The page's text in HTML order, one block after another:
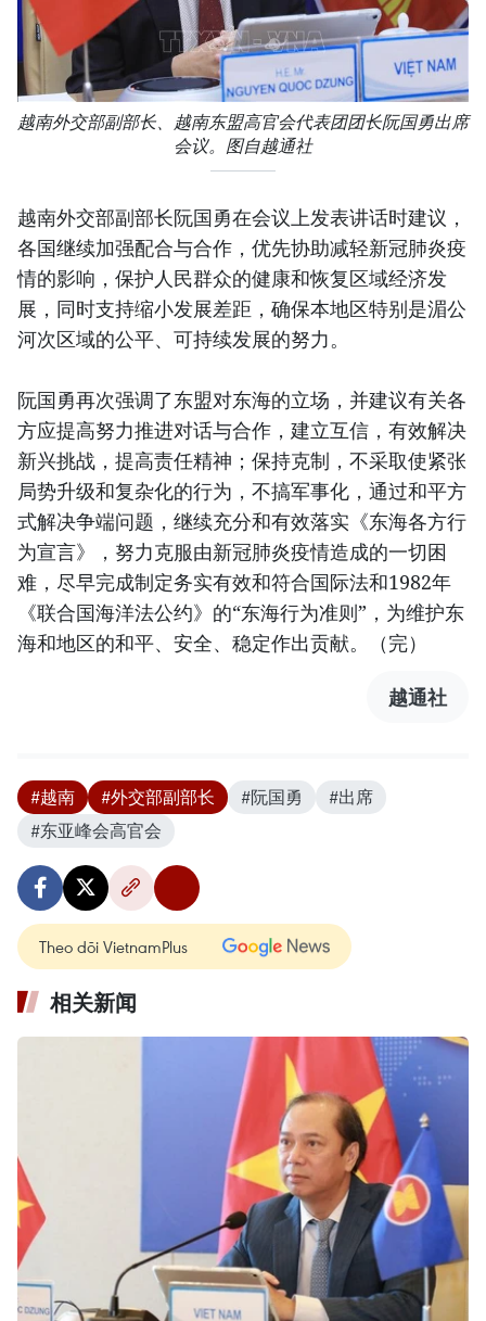
越南外交部副部长、越南东盟高官会代表团团长阮国勇出席
会议。图自越通社
越南外交部副部长阮国勇在会议上发表讲话时建议，
各国继续加强配合与合作，优先协助减轻新冠肺炎疫
情的影响，保护人民群众的健康和恢复区域经济发
展，同时支持缩小发展差距，确保本地区特别是湄公
河次区域的公平、可持续发展的努力。
阮国勇再次强调了东盟对东海的立场，并建议有关各
方应提高努力推进对话与合作，建立互信，有效解决
新兴挑战，提高责任精神；保持克制，不采取使紧张
局势升级和复杂化的行为，不搞军事化，通过和平方
式解决争端问题，继续充分和有效落实《东海各方行
为宣言》，努力克服由新冠肺炎疫情造成的一切困
难，尽早完成制定务实有效和符合国际法和1982年
《联合国海洋法公约》的“东海行为准则”，为维护东
海和地区的和平、安全、稳定作出贡献。（完）
越通社
#越南 #外交部副部长 #阮国勇
#出席
#东亚峰会高官会
Theo dõi VietnamPlus
相关新闻